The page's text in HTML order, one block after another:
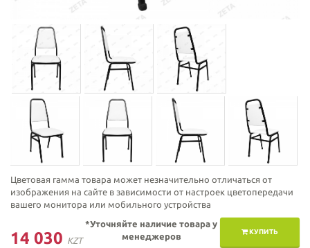
Цветовая гамма товара может незначительно отличаться от
изображения на сайте в зависимости от настроек цветопередачи
вашего монитора или мобильного устройства
14 030 KZT
КУПИТЬ
*Уточняйте наличие товара у
менеджеров